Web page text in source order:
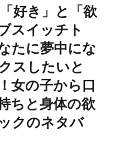
好き」と「欲
スイッチト
たに夢中にな
スしたいと
女の子から口
ちと身体の欲
クのネタバ